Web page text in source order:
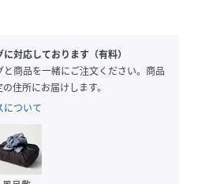
なポーチも入ります。
したい時にピッタリのサイズ感
プは58～111cmで調節可能。
アクセントとして、
一層上品な印象に仕上げてくれ
対応しております（有料）
商品を一緒にご注文ください。商品
住所にお届けします。
について